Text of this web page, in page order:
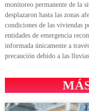
monitoreo permanente de la
desplazaron hasta las zonas
condiciones de las viviendas
entidades de emergencia
informada únicamente a
precaución debido a las